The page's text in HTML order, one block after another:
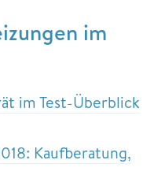
im
im Test-Überblick
Kaufberatung,